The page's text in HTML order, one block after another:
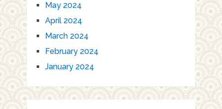
May 2024
April 2024
March 2024
February 2024
January 2024